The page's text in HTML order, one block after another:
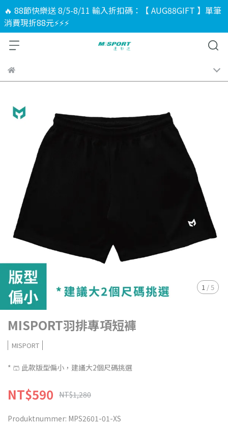
🔥 88節快樂送 8/5-8/11 輸入折扣碼：【 AUG88GIFT 】單筆
消費現折88元⚡⚡⚡
1 /5
MISPORT羽排專項短褲
MISPORT
* 🩳 此款版型偏小，建議大2個尺碼挑選
NT$590 NT$1,280
Produktnummer: MPS2601-01-XS